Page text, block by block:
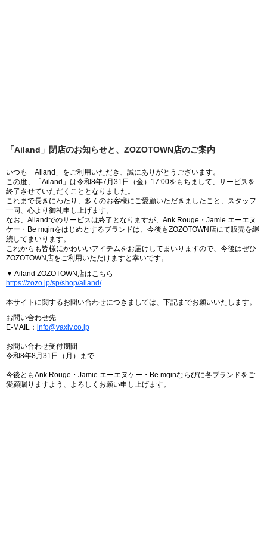
「Ailand」閉店のお知らせと、ZOZOTOWN店のご案内
いつも「Ailand」をご利用いただき、誠にありがとうございます。
この度、「Ailand」は令和8年7月31日（金）17:00をもちまして、サービスを
終了させていただくこととなりました。
これまで長きにわたり、多くのお客様にご愛顧いただきましたこと、スタッフ
一同、心より御礼申し上げます。
なお、Ailandでのサービスは終了となりますが、Ank Rouge・Jamie エーエヌ
ケー・Be mqinをはじめとするブランドは、今後もZOZOTOWN店にて販売を継
続してまいります。
これからも皆様にかわいいアイテムをお届けしてまいりますので、今後はぜひ
ZOZOTOWN店をご利用いただけますと幸いです。
▼ Ailand ZOZOTOWN店はこちら
https://zozo.jp/sp/shop/ailand/
本サイトに関するお問い合わせにつきましては、下記までお願いいたします。
お問い合わせ先
E-MAIL： info@vaxiv.co.jp
お問い合わせ受付期間
令和8年8月31日（月）まで
今後ともAnk Rouge・Jamie エーエヌケー・Be mqinならびに各ブランドをご
愛顧賜りますよう、よろしくお願い申し上げます。